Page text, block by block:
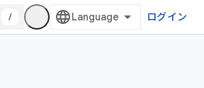
/ ログイン